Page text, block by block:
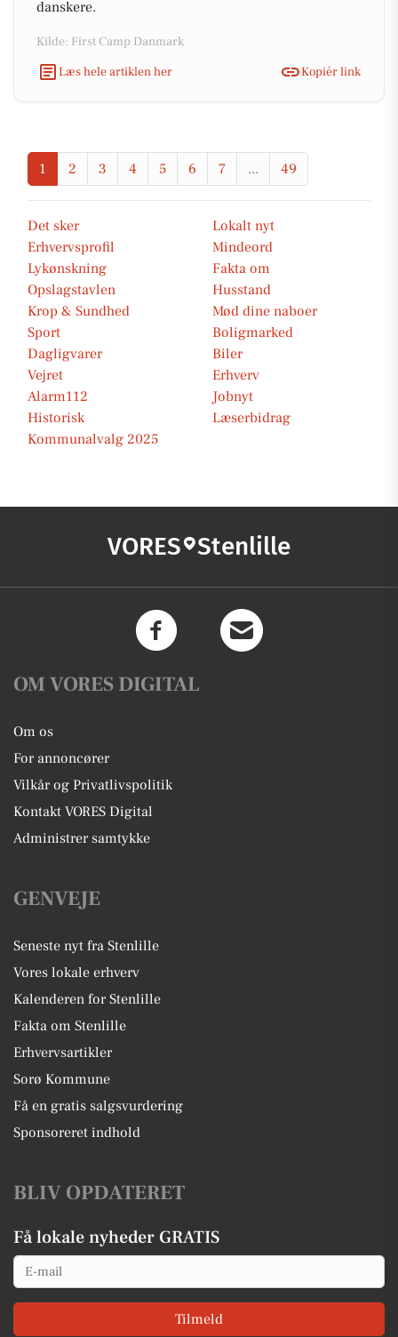
danskere.
Kilde: First Camp Danmark
Læs hele artiklen her
Kopiér link
1 2 3 4 5 6 7 ... 49
Det sker
Lokalt nyt
Erhvervsprofil
Mindeord
Lykønskning
Fakta om
Opslagstavlen
Husstand
Krop & Sundhed
Mød dine naboer
Sport
Boligmarked
Dagligvarer
Biler
Vejret
Erhverv
Alarm112
Jobnyt
Historisk
Læserbidrag
Kommunalvalg 2025
VORES Stenlille
OM VORES DIGITAL
Om os
For annoncører
Vilkår og Privatlivspolitik
Kontakt VORES Digital
Administrer samtykke
GENVEJE
Seneste nyt fra Stenlille
Vores lokale erhverv
Kalenderen for Stenlille
Fakta om Stenlille
Erhvervsartikler
Sorø Kommune
Få en gratis salgsvurdering
Sponsoreret indhold
BLIV OPDATERET
Få lokale nyheder GRATIS
Email
Tilmeld